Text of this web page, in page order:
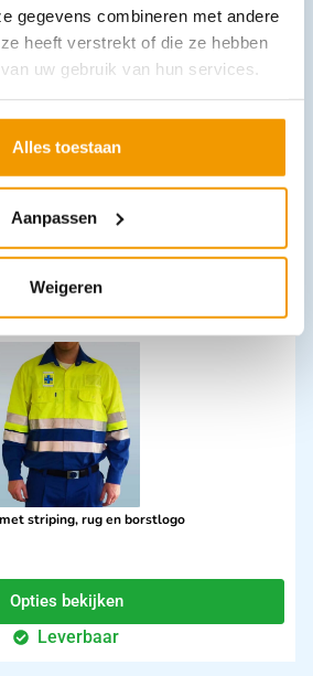
gegevens combineren met andere
heeft verstrekt of die ze hebben
uw gebruik van hun services.
Alles toestaan
Aanpassen
Weigeren
In winkelwagen
Uitverkocht
striping, rug en borstlogo
Opties bekijken
Leverbaar